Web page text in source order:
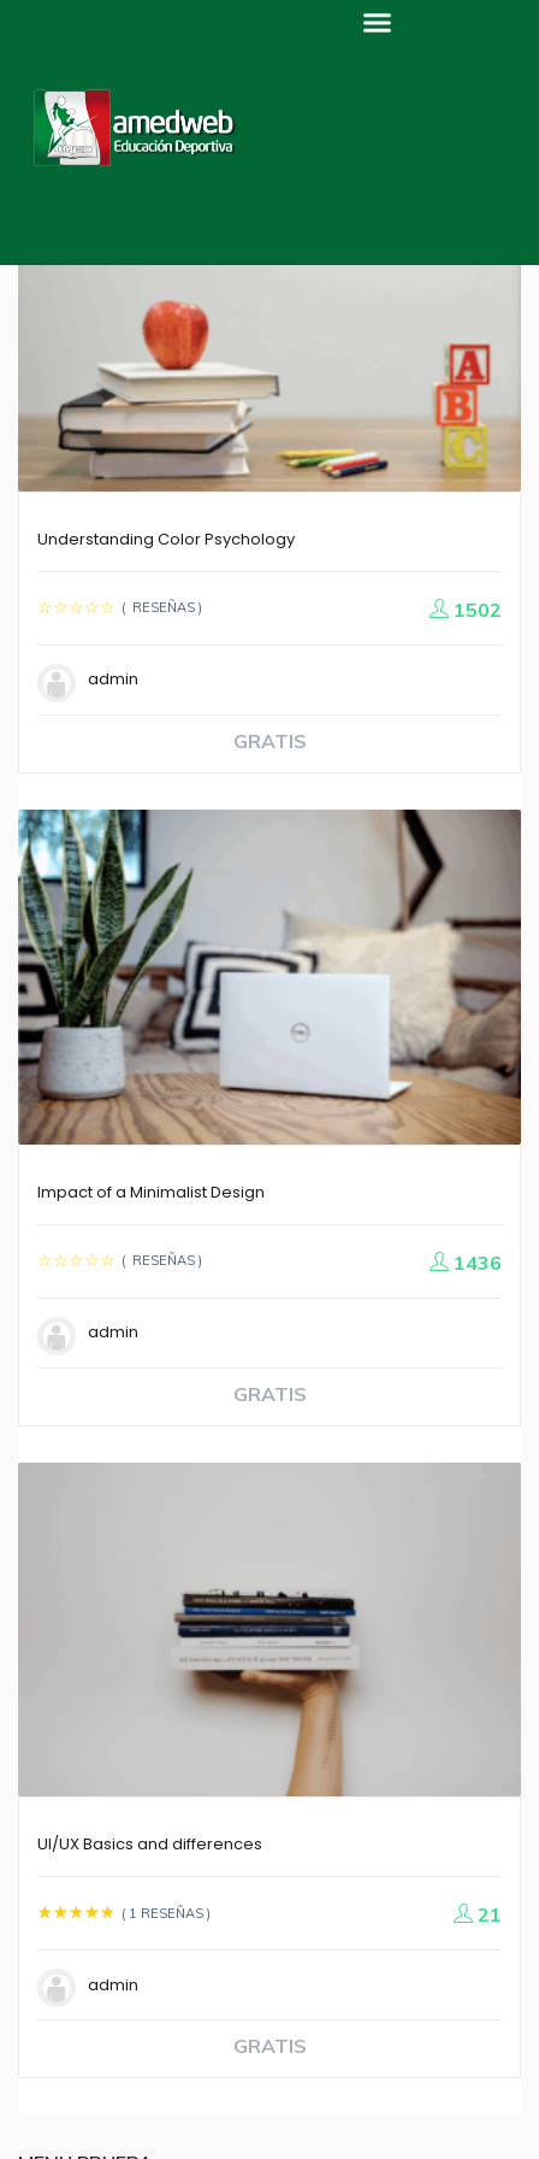
Design
Understanding Color Psychology
( RESEÑAS ) 1502
admin
GRATIS
Impact of a Minimalist Design
( RESEÑAS ) 1436
admin
GRATIS
UI/UX Basics and differences
( 1 RESEÑAS ) 21
admin
GRATIS